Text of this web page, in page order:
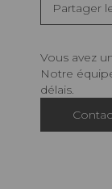
Partager
Vous avez
Notre
délais.